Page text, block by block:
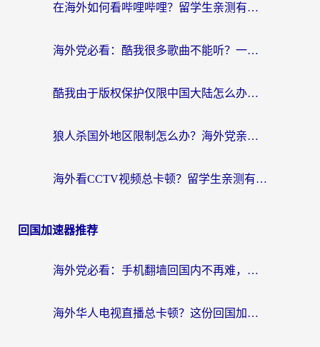
在海外如何看哔哩哔哩？留学生亲测有效的回国加速指南
海外党必看：酷我很多歌曲不能听？一招解决优酷版权限制+B站地域问题！
酷我由于版权保护仅限中国大陆怎么办？海外党亲测有效的解锁指南
狼人杀国外地区限制怎么办？海外党亲测有效的全场景回国加速指南
海外看CCTV视频总卡顿？留学生亲测有效的回国加速器选择指南
回国加速器推荐
海外党必看：手机翻墙回国内不再难，一篇搞定无缝访问国内资源指南
海外华人电视直播总卡顿？这份回国加速器选择指南帮你无缝看国内资源